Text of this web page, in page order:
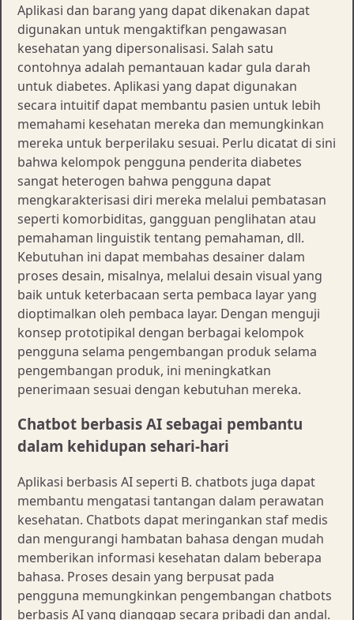
Aplikasi dan barang yang dapat dikenakan dapat
digunakan untuk mengaktifkan pengawasan
kesehatan yang dipersonalisasi. Salah satu
contohnya adalah pemantauan kadar gula darah
untuk diabetes. Aplikasi yang dapat digunakan
secara intuitif dapat membantu pasien untuk lebih
memahami kesehatan mereka dan memungkinkan
mereka untuk berperilaku sesuai. Perlu dicatat di sini
bahwa kelompok pengguna penderita diabetes
sangat heterogen bahwa pengguna dapat
mengkarakterisasi diri mereka melalui pembatasan
seperti komorbiditas, gangguan penglihatan atau
pemahaman linguistik tentang pemahaman, dll.
Kebutuhan ini dapat membahas desainer dalam
proses desain, misalnya, melalui desain visual yang
baik untuk keterbacaan serta pembaca layar yang
dioptimalkan oleh pembaca layar. Dengan menguji
konsep prototipikal dengan berbagai kelompok
pengguna selama pengembangan produk selama
pengembangan produk, ini meningkatkan
penerimaan sesuai dengan kebutuhan mereka.
Chatbot berbasis AI sebagai pembantu
dalam kehidupan sehari-hari
Aplikasi berbasis AI seperti B. chatbots juga dapat
membantu mengatasi tantangan dalam perawatan
kesehatan. Chatbots dapat meringankan staf medis
dan mengurangi hambatan bahasa dengan mudah
memberikan informasi kesehatan dalam beberapa
bahasa. Proses desain yang berpusat pada
pengguna memungkinkan pengembangan chatbots
berbasis AI yang dianggap secara pribadi dan andal.